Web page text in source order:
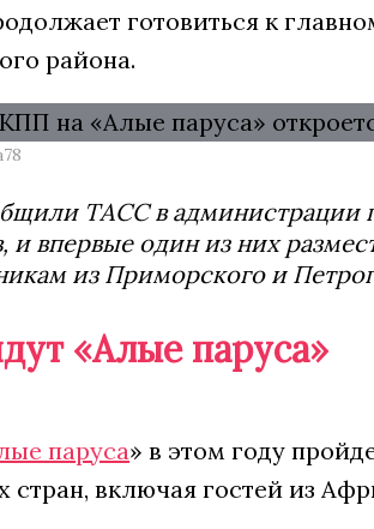
готовиться к
района.
ТАСС в администрации
и впервые один из них
из Приморского и
«Алые паруса»
паруса» в этом году
стран, включая гостей из